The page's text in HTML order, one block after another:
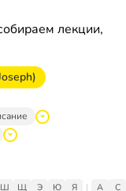
лекции,
Ш Щ Э Ю Я | A C